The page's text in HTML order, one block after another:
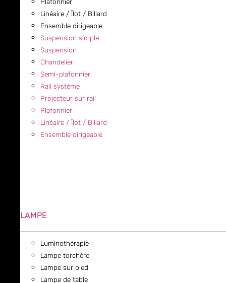
Linéaire / Îlot / Billard
Ensemble dirigeable
Suspension simple
Suspension
Chandelier
Semi-plafonnier
Rail système
Projecteur sur rail
Plafonnier
Linéaire / Îlot / Billard
Ensemble dirigeable
LAMPE
Luminothérapie
Lampe torchère
Lampe sur pied
Lampe de table